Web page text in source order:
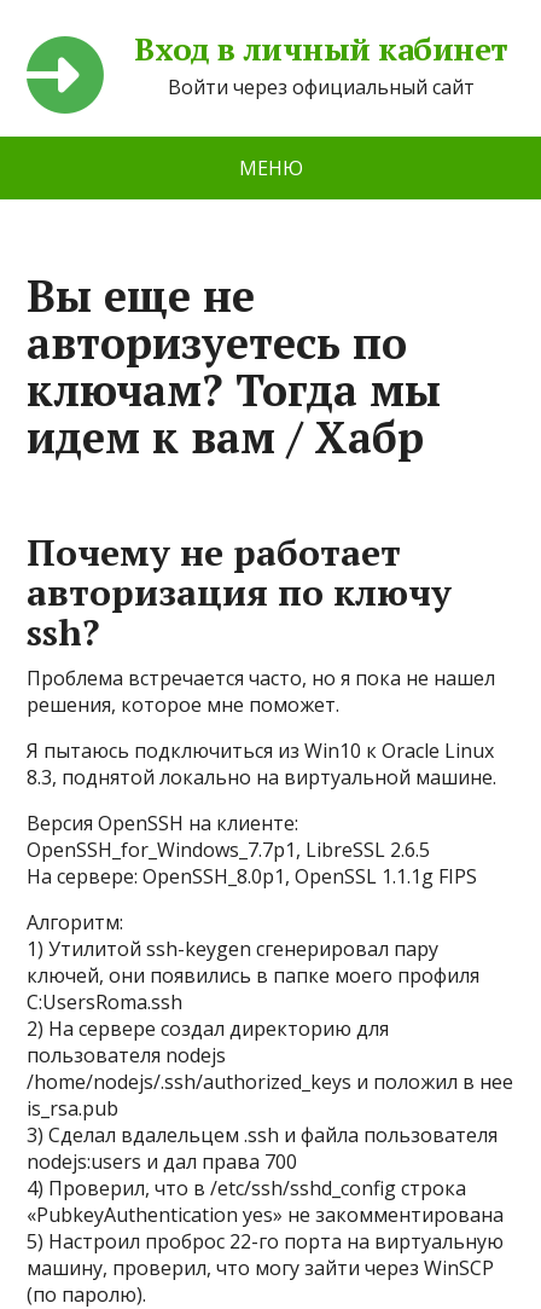
Вход в личный кабинет
Войти через официальный сайт
МЕНЮ
Вы еще не
авторизуетесь по
ключам? Тогда мы
идем к вам / Хабр
Почему не работает
авторизация по ключу
ssh?
Проблема встречается часто, но я пока не нашел
решения, которое мне поможет.
Я пытаюсь подключиться из Win10 к Oracle Linux
8.3, поднятой локально на виртуальной машине.
Версия OpenSSH на клиенте:
OpenSSH_for_Windows_7.7p1, LibreSSL 2.6.5
На сервере: OpenSSH_8.0p1, OpenSSL 1.1.1g FIPS
Алгоритм:
1) Утилитой ssh-keygen сгенерировал пару
ключей, они появились в папке моего профиля
C:UsersRoma.ssh
2) На сервере создал директорию для
пользователя nodejs
/home/nodejs/.ssh/authorized_keys и положил в нее
is_rsa.pub
3) Сделал вдалельцем .ssh и файла пользователя
nodejs:users и дал права 700
4) Проверил, что в /etc/ssh/sshd_config строка
«PubkeyAuthentication yes» не закомментирована
5) Настроил проброс 22-го порта на виртуальную
машину, проверил, что могу зайти через WinSCP
(по паролю).